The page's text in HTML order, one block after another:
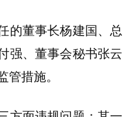
的董事长杨建国、总
强、董事会秘书张云
措施。